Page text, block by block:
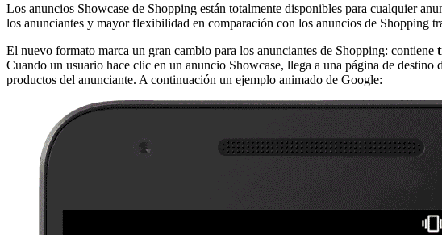
Los anuncios Showcase de Shopping están totalmente disponibles para cualquier
los anunciantes y mayor flexibilidad en comparación con los anuncios de Shopping
El nuevo formato marca un gran cambio para los anunciantes de Shopping: contiene
Cuando un usuario hace clic en un anuncio Showcase, llega a una página de
productos del anunciante. A continuación un ejemplo animado de Google: